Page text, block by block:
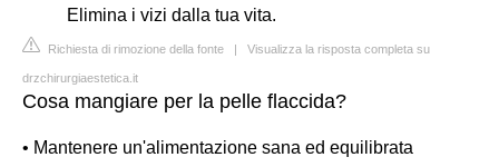
Elimina i vizi dalla tua vita.
Richiesta di rimozione della fonte | Visualizza la risposta completa su
drzchirurgiaestetica.it
Cosa mangiare per la pelle flaccida?
• Mantenere un'alimentazione sana ed equilibrata